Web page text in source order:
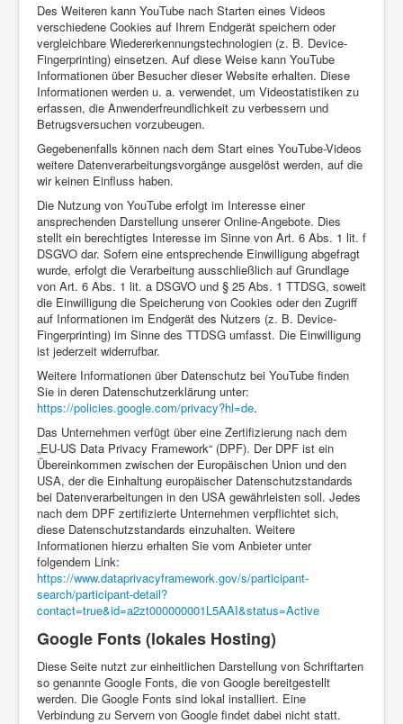
Des Weiteren kann YouTube nach Starten eines Videos
verschiedene Cookies auf Ihrem Endgerät speichern oder
vergleichbare Wiedererkennungstechnologien (z. B. Device-
Fingerprinting) einsetzen. Auf diese Weise kann YouTube
Informationen über Besucher dieser Website erhalten. Diese
Informationen werden u. a. verwendet, um Videostatistiken zu
erfassen, die Anwenderfreundlichkeit zu verbessern und
Betrugsversuchen vorzubeugen.
Gegebenenfalls können nach dem Start eines YouTube-Videos
weitere Datenverarbeitungsvorgänge ausgelöst werden, auf die
wir keinen Einfluss haben.
Die Nutzung von YouTube erfolgt im Interesse einer
ansprechenden Darstellung unserer Online-Angebote. Dies
stellt ein berechtigtes Interesse im Sinne von Art. 6 Abs. 1 lit. f
DSGVO dar. Sofern eine entsprechende Einwilligung abgefragt
wurde, erfolgt die Verarbeitung ausschließlich auf Grundlage
von Art. 6 Abs. 1 lit. a DSGVO und § 25 Abs. 1 TTDSG, soweit
die Einwilligung die Speicherung von Cookies oder den Zugriff
auf Informationen im Endgerät des Nutzers (z. B. Device-
Fingerprinting) im Sinne des TTDSG umfasst. Die Einwilligung
ist jederzeit widerrufbar.
Weitere Informationen über Datenschutz bei YouTube finden
Sie in deren Datenschutzerklärung unter:
https://policies.google.com/privacy?hl=de.
Das Unternehmen verfügt über eine Zertifizierung nach dem
„EU-US Data Privacy Framework“ (DPF). Der DPF ist ein
Übereinkommen zwischen der Europäischen Union und den
USA, der die Einhaltung europäischer Datenschutzstandards
bei Datenverarbeitungen in den USA gewährleisten soll. Jedes
nach dem DPF zertifizierte Unternehmen verpflichtet sich,
diese Datenschutzstandards einzuhalten. Weitere
Informationen hierzu erhalten Sie vom Anbieter unter
folgendem Link:
https://www.dataprivacyframework.gov/s/participant-
search/participant-detail?
contact=true&id=a2zt000000001L5AAI&status=Active
Google Fonts (lokales Hosting)
Diese Seite nutzt zur einheitlichen Darstellung von Schriftarten
so genannte Google Fonts, die von Google bereitgestellt
werden. Die Google Fonts sind lokal installiert. Eine
Verbindung zu Servern von Google findet dabei nicht statt.